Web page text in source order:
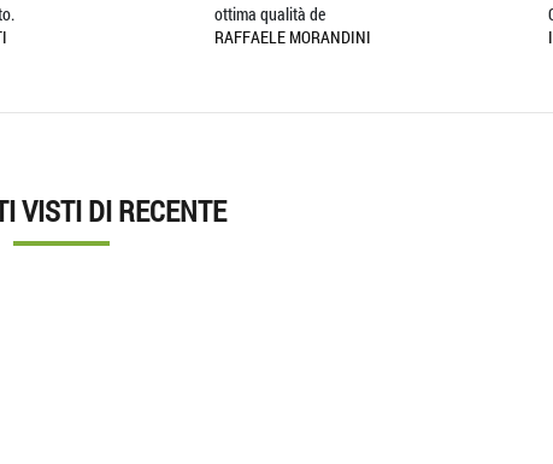
RAFFAELE MORANDINI
COLORI COME DA
VISTI DI RECENTE